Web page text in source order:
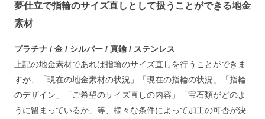
夢仕立で指輪のサイズ直しとして扱うことができる地金
素材
プラチナ / 金 / シルバー / 真鍮 / ステンレス
上記の地金素材であれば指輪のサイズ直しを行うことができま
すが、「現在の地金素材の状況」「現在の指輪の状況」「指輪
のデザイン」「ご希望のサイズ直しの内容」「宝石類がどのよ
うに留まっているか」等、様々な条件によって加工の可否が決